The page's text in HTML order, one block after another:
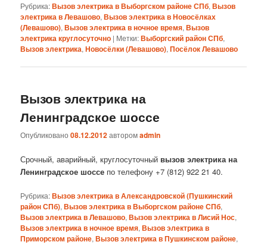
Рубрика:Вызов электрика в Выборгском районе СПб,Вызов
электрика в Левашово,Вызов электрика в Новосёлках
(Левашово),Вызов электрика в ночное время,Вызов
электрика круглосуточно | Метки:Выборгский район СПб,
Вызов электрика,Новосёлки (Левашово),Посёлок Левашово
Вызов электрика на
Ленинградское шоссе
Опубликовано08.12.2012авторомadmin
Срочный, аварийный, круглосуточный вызов электрика на
Ленинградское шоссе по телефону +7 (812) 922 21 40.
Рубрика:Вызов электрика в Александровской (Пушкинский
район СПб),Вызов электрика в Выборгском районе СПб,
Вызов электрика в Левашово,Вызов электрика в Лисий Нос,
Вызов электрика в ночное время,Вызов электрика в
Приморском районе,Вызов электрика в Пушкинском районе,